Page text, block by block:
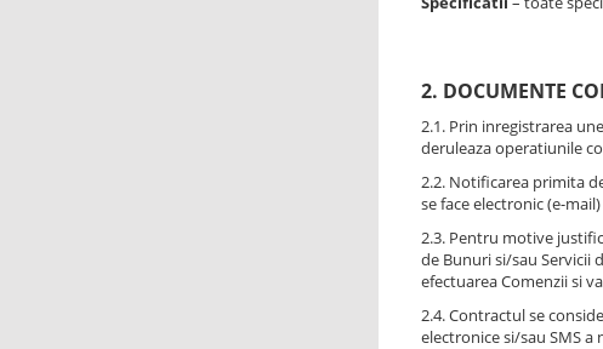
2. DOCUMENTE
2.1. Prin inregistrarea
deruleaza operatiunile
2.2. Notificarea primita
se face electronic (e-
2.3. Pentru motive
de Bunuri si/sau Servicii
efectuarea Comenzii si
2.4. Contractul se
electronice si/sau SMS